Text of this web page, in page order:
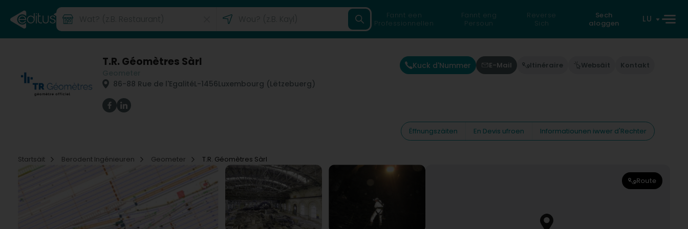
Fannt een
Professionnellen
Fannt eng
Persoun
Reverse
Sich
Sech
aloggen
LU
T.R. Géomètres Sàrl
86-88 Rue de l'EgalitéL-1456Luxembourg (Lëtzebuerg)
Kuck d'Nummer E-Mail Itinéraire Websäit Kontakt
Ëffnungszäiten En Devis ufroen Informatiounen iwwer d'Rechter
Startsäit Berodent Ingénieuren Geometer T.R. Géomètres Sàrl
Route